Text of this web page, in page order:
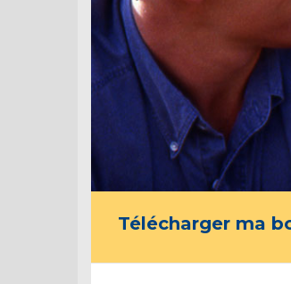
Télécharger ma